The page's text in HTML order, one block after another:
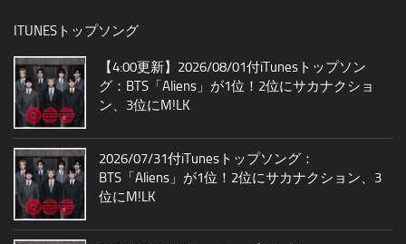
ITUNESトップソング
【4:00更新】2026/08/01付iTunesトップソン
グ：BTS「Aliens」が1位！2位にサカナクショ
ン、3位にM!LK
2026/07/31付iTunesトップソング：
BTS「Aliens」が1位！2位にサカナクション、3
位にM!LK